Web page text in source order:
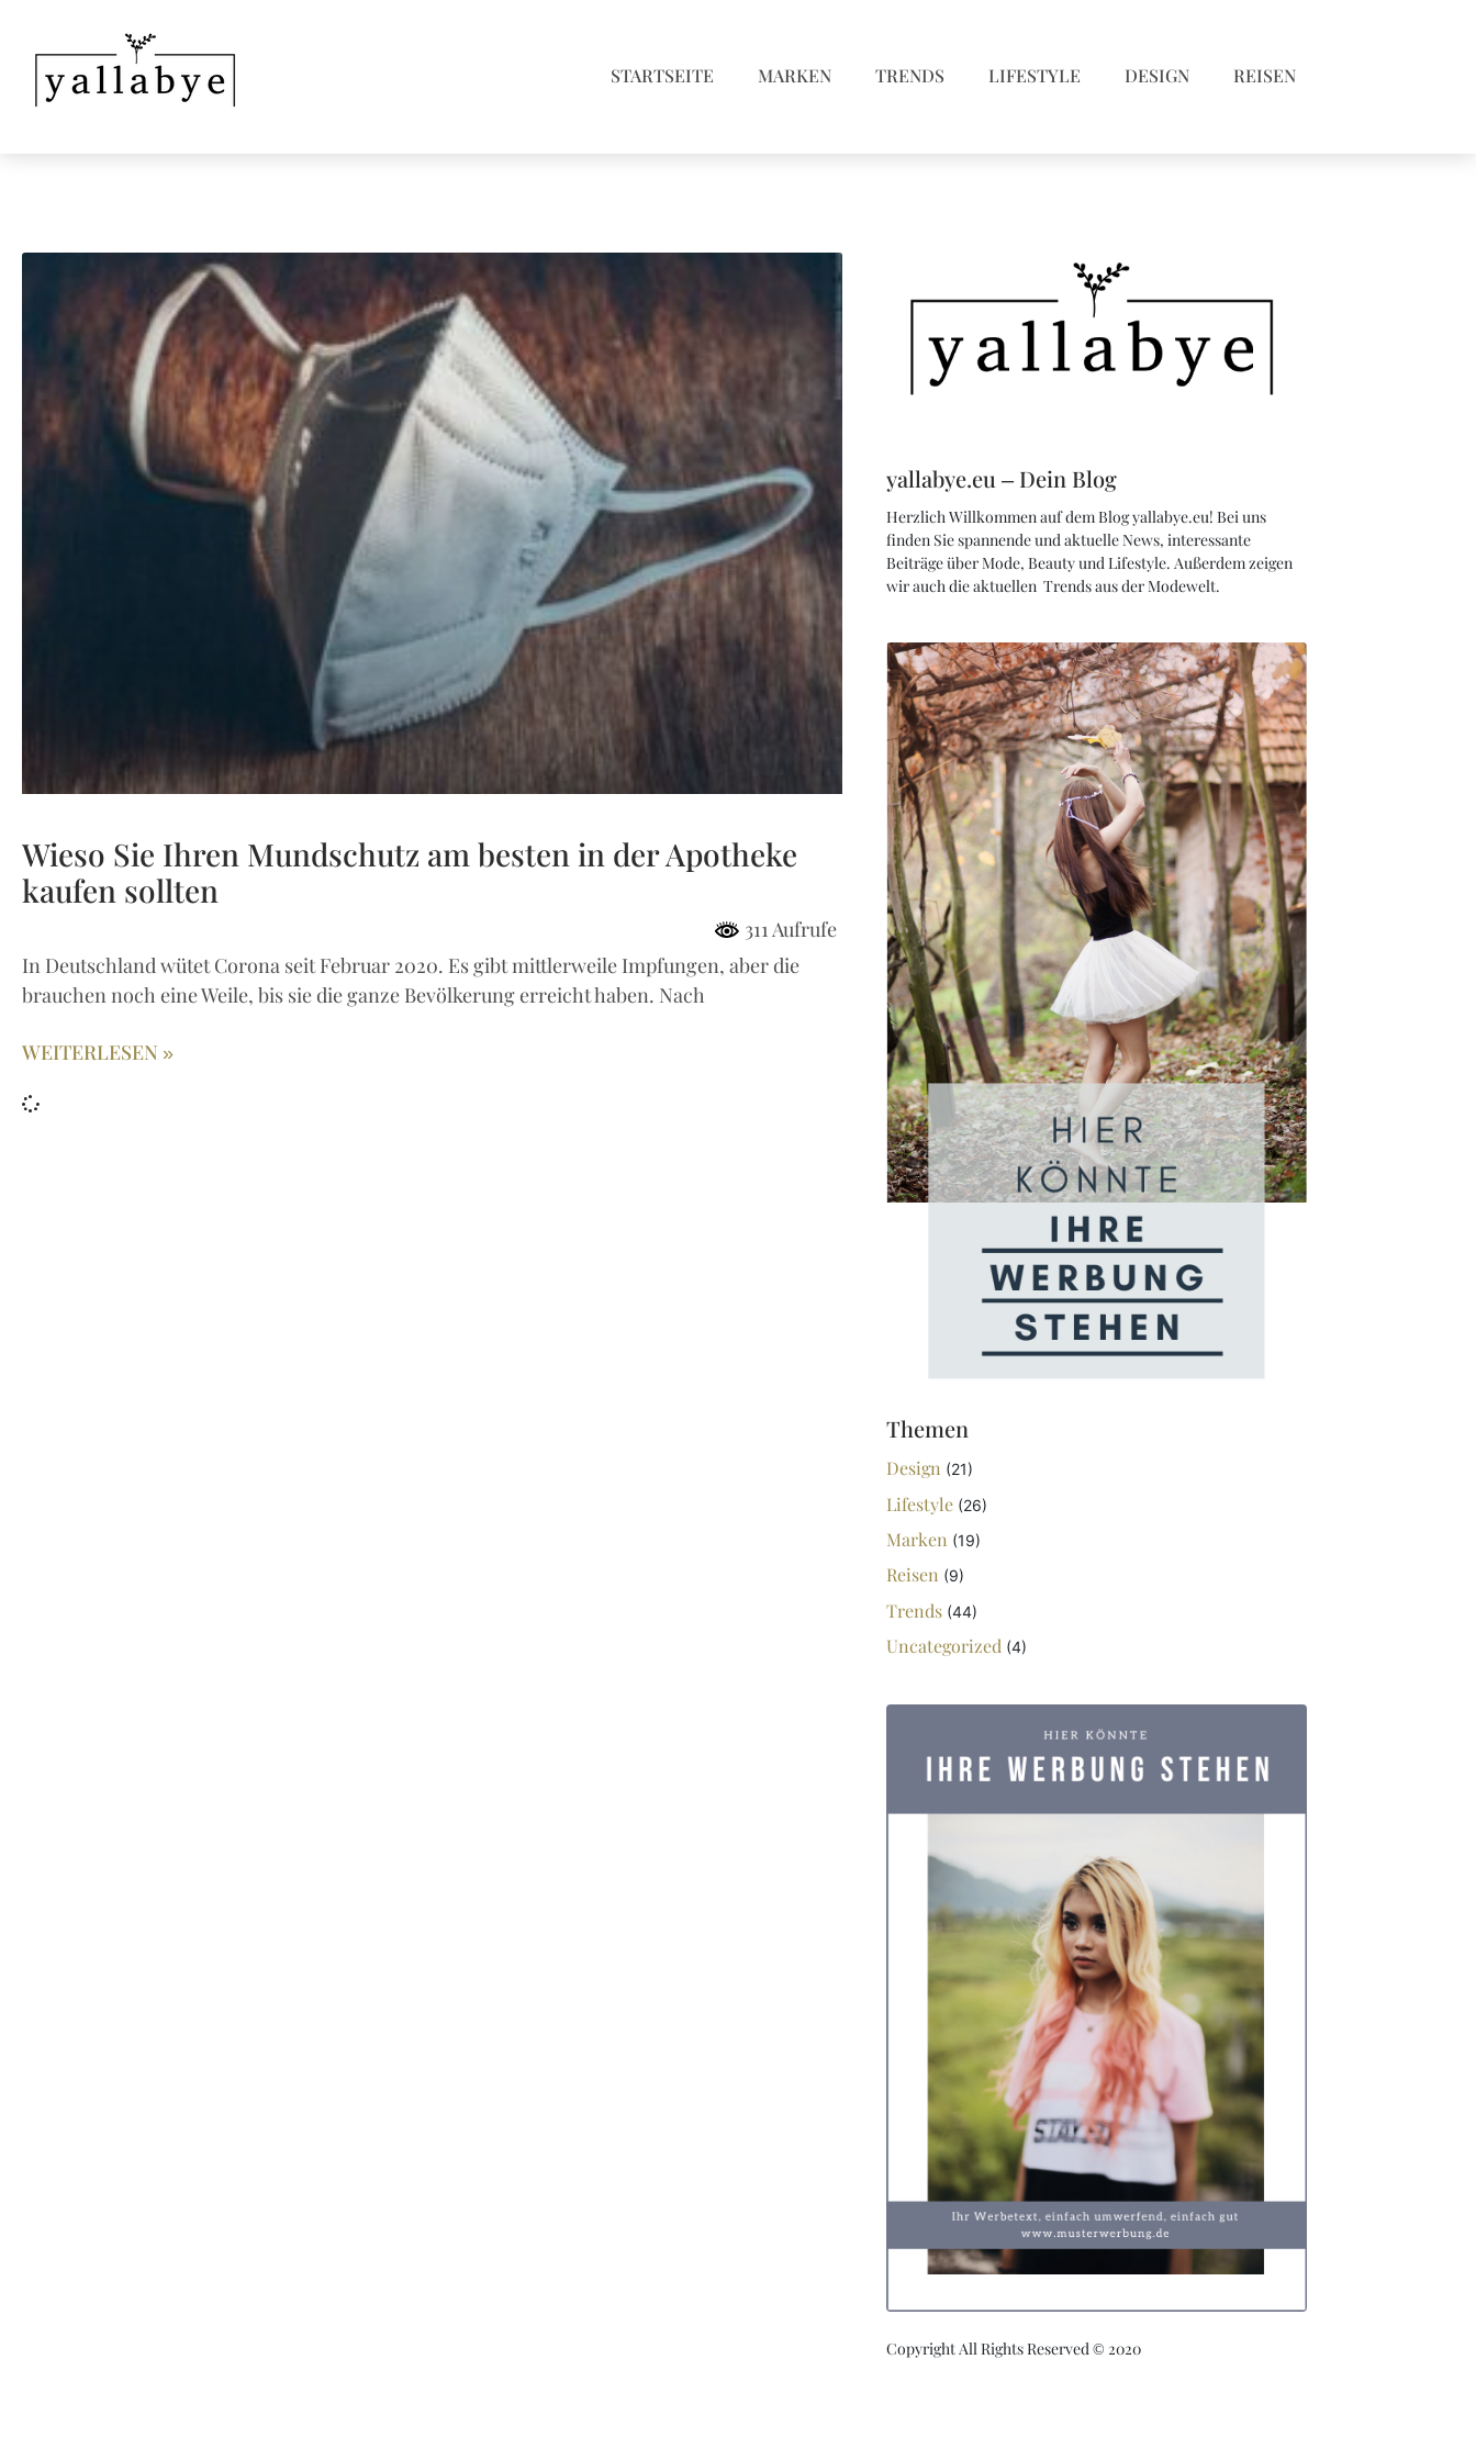
STARTSEITE MARKEN TRENDS LIFESTYLE DESIGN REISEN
Wieso Sie Ihren Mundschutz am besten in der Apotheke
kaufen sollten
311 Aufrufe
In Deutschland wütet Corona seit Februar 2020. Es gibt mittlerweile Impfungen, aber die
brauchen noch eine Weile, bis sie die ganze Bevölkerung erreicht haben. Nach
WEITERLESEN »
yallabye.eu – Dein Blog
Herzlich Willkommen auf dem Blog yallabye.eu! Bei uns
finden Sie spannende und aktuelle News, interessante
Beiträge über Mode, Beauty und Lifestyle. Außerdem zeigen
wir auch die aktuellen Trends aus der Modewelt.
Themen
Design (21)
Lifestyle(26)
Marken (19)
Reisen (9)
Trends(44)
Uncategorized (4)
Copyright All Rights Reserved © 2020